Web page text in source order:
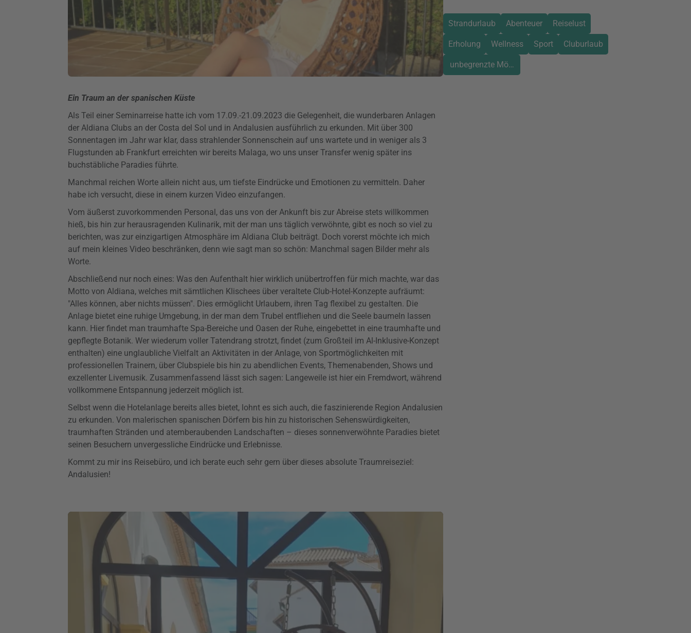
Ein Traum an der spanischen Küste
Als Teil einer Seminarreise hatte ich vom 17.09.-21.09.2023 die Gelegenheit, die wunderbaren Anlagen
der Aldiana Clubs an der Costa del Sol und in Andalusien ausführlich zu erkunden. Mit über 300
Sonnentagen im Jahr war klar, dass strahlender Sonnenschein auf uns wartete und in weniger als 3
Flugstunden ab Frankfurt erreichten wir bereits Malaga, wo uns unser Transfer wenig später ins
buchstäbliche Paradies führte.
Manchmal reichen Worte allein nicht aus, um tiefste Eindrücke und Emotionen zu vermitteln. Daher
habe ich versucht, diese in einem kurzen Video einzufangen.
Vom äußerst zuvorkommenden Personal, das uns von der Ankunft bis zur Abreise stets willkommen
hieß, bis hin zur herausragenden Kulinarik, mit der man uns täglich verwöhnte, gibt es noch so viel zu
berichten, was zur einzigartigen Atmosphäre im Aldiana Club beiträgt. Doch vorerst möchte ich mich
auf mein kleines Video beschränken, denn wie sagt man so schön: Manchmal sagen Bilder mehr als
Worte.
Abschließend nur noch eines: Was den Aufenthalt hier wirklich unübertroffen für mich machte, war das
Motto von Aldiana, welches mit sämtlichen Klischees über veraltete Club-Hotel-Konzepte aufräumt:
"Alles können, aber nichts müssen". Dies ermöglicht Urlaubern, ihren Tag flexibel zu gestalten. Die
Anlage bietet eine ruhige Umgebung, in der man dem Trubel entfliehen und die Seele baumeln lassen
kann. Hier findet man traumhafte Spa-Bereiche und Oasen der Ruhe, eingebettet in eine traumhafte und
gepflegte Botanik. Wer wiederum voller Tatendrang strotzt, findet (zum Großteil im Al-Inklusive-Konzept
enthalten) eine unglaubliche Vielfalt an Aktivitäten in der Anlage, von Sportmöglichkeiten mit
professionellen Trainern, über Clubspiele bis hin zu abendlichen Events, Themenabenden, Shows und
exzellenter Livemusik. Zusammenfassend lässt sich sagen: Langeweile ist hier ein Fremdwort, während
vollkommene Entspannung jederzeit möglich ist.
Selbst wenn die Hotelanlage bereits alles bietet, lohnt es sich auch, die faszinierende Region Andalusien
zu erkunden. Von malerischen spanischen Dörfern bis hin zu historischen Sehenswürdigkeiten,
traumhaften Stränden und atemberaubenden Landschaften – dieses sonnenverwöhnte Paradies bietet
seinen Besuchern unvergessliche Eindrücke und Erlebnisse.
Kommt zu mir ins Reisebüro, und ich berate euch sehr gern über dieses absolute Traumreiseziel:
Andalusien!
Play
Strandurlaub Abenteuer Reiselust
Erholung Wellness Sport Cluburlaub
unbegrenzte Möglichkeiten